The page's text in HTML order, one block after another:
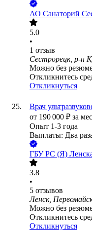
АО Санаторий
5.0
•
1 отзыв
Сестрорецк, р-н
Можно без
Откликнитесь
Откликнуться
Врач
от 190 000 ₽ за
Опыт 1-3 года
Выплаты: Два
ГБУ РС (Я)
3.8
•
5 отзывов
Ленск,
Можно без
Откликнитесь
Откликнуться